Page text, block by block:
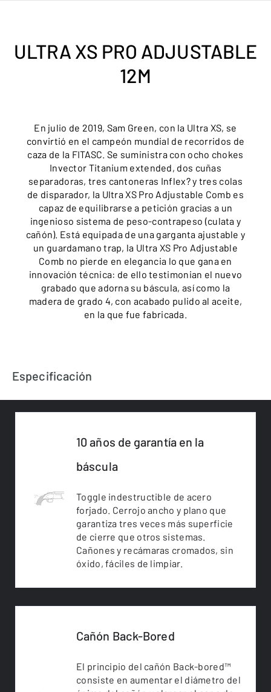
ULTRA XS PRO ADJUSTABLE
12M
En julio de 2019, Sam Green, con la Ultra XS, se
convirtió en el campeón mundial de recorridos de
caza de la FITASC. Se suministra con ocho chokes
Invector Titanium extended, dos cuñas
separadoras, tres cantoneras Inflex? y tres colas
de disparador, la Ultra XS Pro Adjustable Comb es
capaz de equilibrarse a petición gracias a un
ingenioso sistema de peso-contrapeso (culata y
cañón). Está equipada de una garganta ajustable y
un guardamano trap, la Ultra XS Pro Adjustable
Comb no pierde en elegancia lo que gana en
innovación técnica: de ello testimonian el nuevo
grabado que adorna su báscula, así como la
madera de grado 4, con acabado pulido al aceite,
en la que fue fabricada.
Especificación
10 años de garantía en la
báscula
Toggle indestructible de acero
forjado. Cerrojo ancho y plano que
garantiza tres veces más superficie
de cierre que otros sistemas.
Cañones y recámaras cromados, sin
óxido, fáciles de limpiar.
Cañón Back-Bored
El principio del cañón Back-bored™
consiste en aumentar el diámetro del